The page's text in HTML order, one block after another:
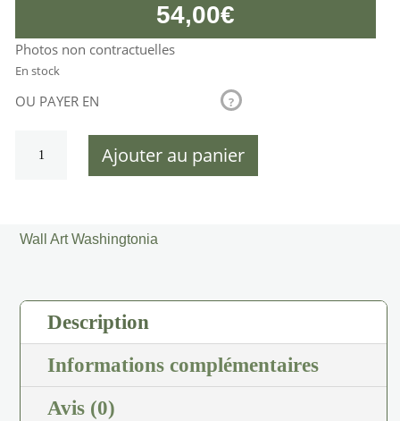
54,00€
Photos non contractuelles
En stock
OU PAYER EN ?
Ajouter au panier
Wall Art Washingtonia
Description
Informations complémentaires
Avis (0)